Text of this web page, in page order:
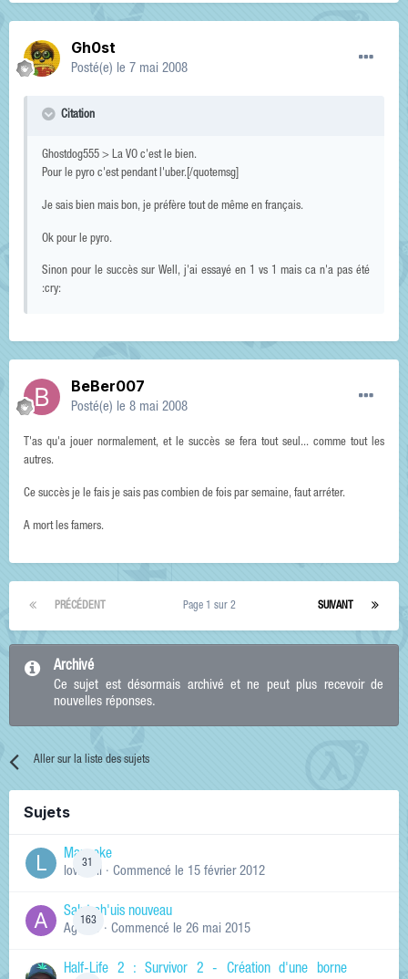
Gh0st
Posté(e) le 7 mai 2008
Citation
Ghostdog555 > La VO c'est le bien.
Pour le pyro c'est pendant l'uber.[/quotemsg]
Je sais bien mais bon, je préfère tout de même en français.
Ok pour le pyro.
Sinon pour le succès sur Well, j'ai essayé en 1 vs 1 mais ca n'a pas été
:cry:
BeBer007
Posté(e) le 8 mai 2008
T'as qu'a jouer normalement, et le succès se fera tout seul... comme tout les
autres.
Ce succès je le fais je sais pas combien de fois par semaine, faut arréter.
A mort les famers.
PRÉCÉDENT SUIVANT
Page 1 sur 2
Archivé
Ce sujet est désormais archivé et ne peut plus recevoir de
nouvelles réponses.
Aller sur la liste des sujets
Sujets
31
Manneke
lowskill · Commencé le 15 février 2012
163
Salut ch'uis nouveau
Ag0Nie · Commencé le 26 mai 2015
Half-Life 2 : Survivor 2 - Création d'une borne